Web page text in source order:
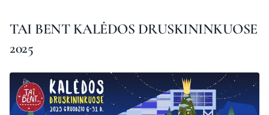
TAI BENT KALĖDOS DRUSKININKUOSE
2025